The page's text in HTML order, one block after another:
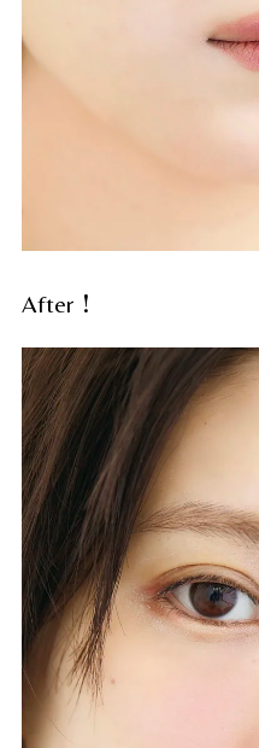
After！